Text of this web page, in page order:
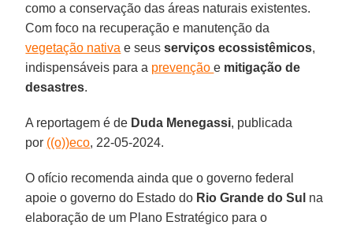
como a conservação das áreas naturais existentes.
Com foco na recuperação e manutenção da
vegetação nativa e seusserviços ecossistêmicos,
indispensáveis para a prevençãoe mitigação de
desastres.
A reportagem é de Duda Menegassi, publicada
por ((o))eco, 22-05-2024.
O ofício recomenda ainda que o governo federal
apoie o governo do Estado do Rio Grande do Sul na
elaboração de um Plano Estratégico para o